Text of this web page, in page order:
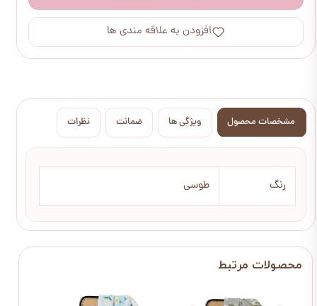
افزودن به علاقه مندی ها
مشخصات محصول ویژگی ها ضمانت نظرات
رنگ طوسی